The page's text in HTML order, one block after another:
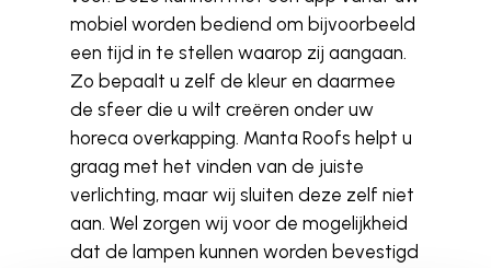
mobiel worden bediend om bijvoorbeeld
een tijd in te stellen waarop zij aangaan.
Zo bepaalt u zelf de kleur en daarmee
de sfeer die u wilt creëren onder uw
horeca overkapping. Manta Roofs helpt u
graag met het vinden van de juiste
verlichting, maar wij sluiten deze zelf niet
aan. Wel zorgen wij voor de mogelijkheid
dat de lampen kunnen worden bevestigd